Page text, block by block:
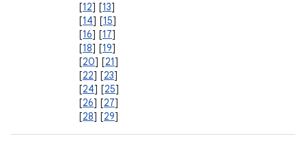
[12] [13]
[14] [15]
[16] [17]
[18] [19]
[20] [21]
[22] [23]
[24] [25]
[26] [27]
[28] [29]